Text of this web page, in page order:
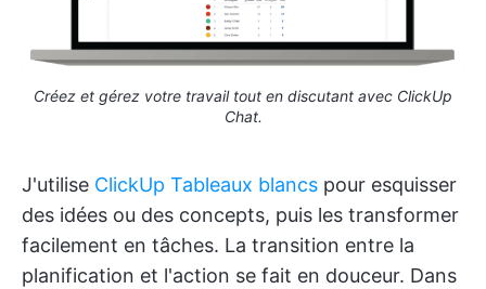
Créez et gérez votre travail tout en discutant avec ClickUp
Chat.
J'utilise ClickUp Tableaux blancs pour esquisser
des idées ou des concepts, puis les transformer
facilement en tâches. La transition entre la
planification et l'action se fait en douceur. Dans